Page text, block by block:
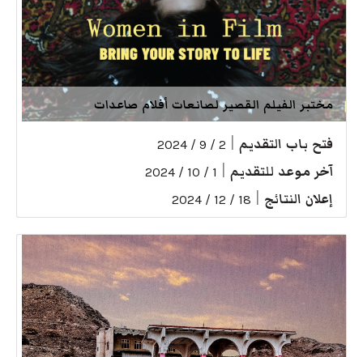
مختبر الفيلم القصير لصانعات أفلام صاعدات
فتح باب التقديم 2 / 9 / 2024
آخر موعد للتقديم 1 / 10 / 2024
إعلان النتائج 18 / 12 / 2024